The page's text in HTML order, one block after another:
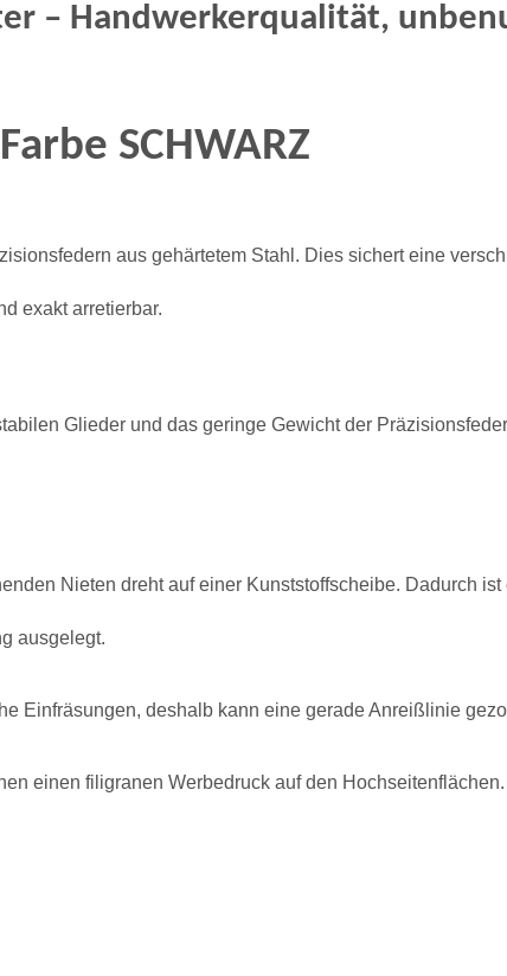
– Handwerkerqualität, u
SCHWARZ
aus gehärtetem Stahl. Dies sichert eine
exakt arretierbar.
Glieder und das geringe Gewicht der
Nieten dreht auf einer Kunststoffscheibe. Dadurch
ausgelegt.
Einfräsungen, deshalb kann eine gerade Anreißlinie
einen filigranen Werbedruck auf den Hochseitenflächen.